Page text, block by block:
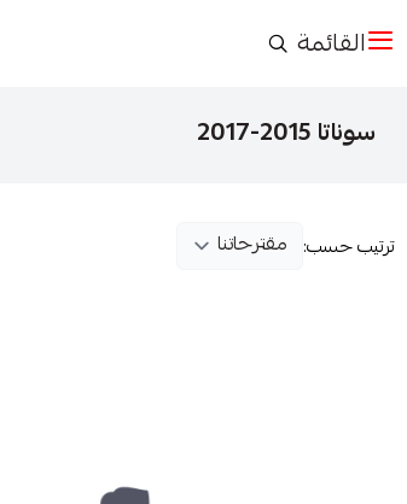
القائمة
سوناتا 2015-2017
ترتيب حسب: